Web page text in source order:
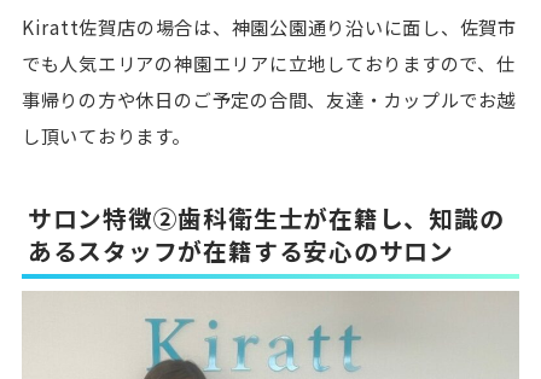
Kiratt佐賀店の場合は、神園公園通り沿いに面し、佐賀市
でも人気エリアの神園エリアに立地しておりますので、仕
事帰りの方や休日のご予定の合間、友達・カップルでお越
し頂いております。
サロン特徴②歯科衛生士が在籍し、知識の
あるスタッフが在籍する安心のサロン